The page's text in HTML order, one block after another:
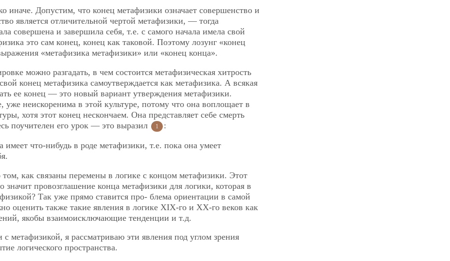
иначе. Допустим, что конец метафизики означает совершенство и
является отличительной чертой метафизики, — тогда
совершена и завершила себя, т.е. с самого начала имела свой
это сам конец, конец как таковой. Поэтому лозунг «конец
«метафизика метафизики» или «конец конца».
можно разгадать, в чем состоится метафизическая хитрость
конец метафизика самоутверждается как метафизика. А всякая
ее конец — это новый вариант утверждения метафизики.
уже неискоренима в этой культуре, потому что она воплощает в
хотя этот конец нескончаем. Она представляет себе смерть
поучителен его урок — это выразил
1 :
имеет что-нибудь в роде метафизики, т.е. пока она умеет
как связаны перемены в логике с концом метафизики. Этот
значит провозглашение конца метафизики для логики, которая в
Так уже прямо ставится про- блема ориентации в самой
оценить также такие явления в логике XIX-го и ХХ-го веков как
якобы взаимоисключающие тенденции и т.д.
метафизикой, я рассматриваю эти явления под углом зрения
логического пространства.